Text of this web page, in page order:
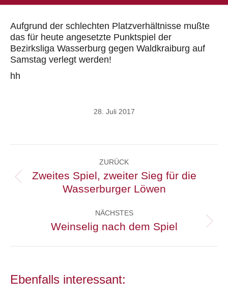
Aufgrund der schlechten Platzverhältnisse mußte
das für heute angesetzte Punktspiel der
Bezirksliga Wasserburg gegen Waldkraiburg auf
Samstag verlegt werden!
hh
28. Juli 2017
ZURÜCK
Vorheriger
Beitrag:
Zweites Spiel, zweiter Sieg für die
Wasserburger Löwen
NÄCHSTES
Nächster
Weinselig nach dem Spiel
Ebenfalls interessant: